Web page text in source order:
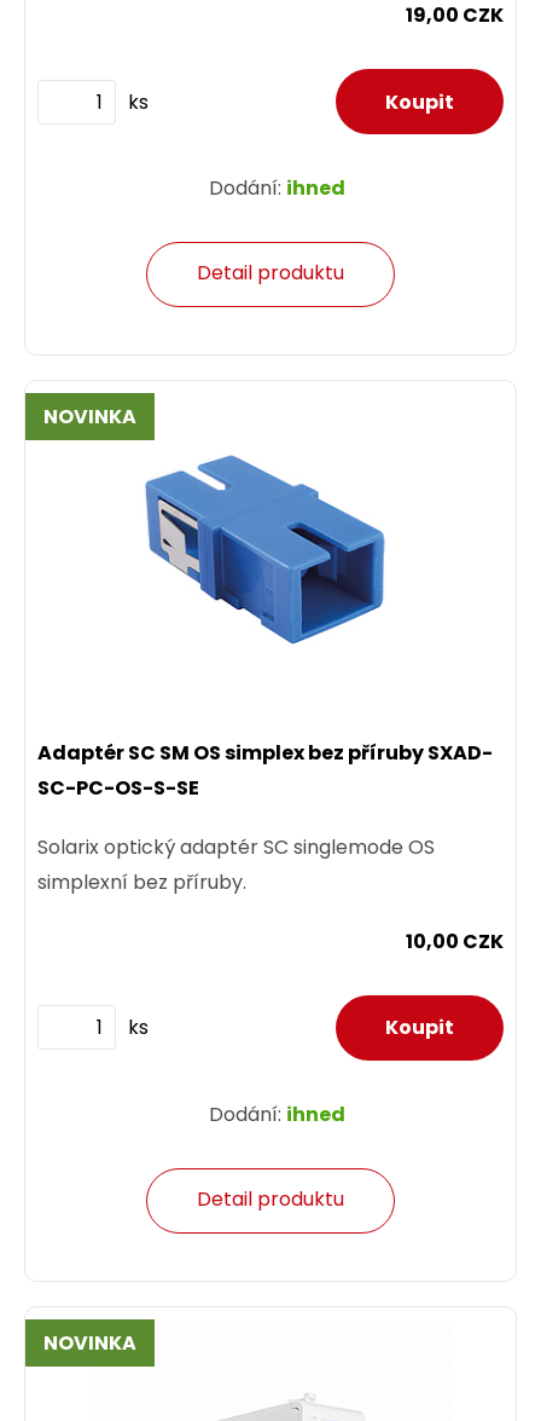
19,00 CZK
ks
Dodání: ihned
Detail produktu
NOVINKA
Adaptér SC SM OS simplex bez příruby SXAD-
SC-PC-OS-S-SE
Solarix optický adaptér SC singlemode OS
simplexní bez příruby.
10,00 CZK
ks
Dodání: ihned
Detail produktu
NOVINKA